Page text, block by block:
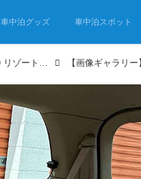
車中泊グッズ 車中泊スポット
マツダ・MPVでアメリカ大陸横断ロードトリップ⑥ リゾート感満載のフロリダへ。スケールの大きさに圧倒！